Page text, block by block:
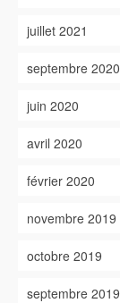
juillet 2021
septembre 2020
juin 2020
avril 2020
février 2020
novembre 2019
octobre 2019
septembre 2019